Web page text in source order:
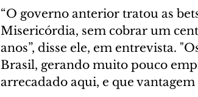
“O governo anterior tratou as
Misericórdia, sem cobrar um
anos”, disse ele, em entrevista.
Brasil, gerando muito pouco
arrecadado aqui, e que